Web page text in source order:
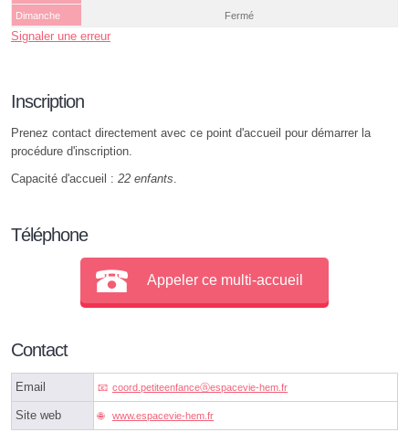
Dimanche
Fermé
Signaler une erreur
Inscription
Prenez contact directement avec ce point d'accueil pour démarrer la
procédure d'inscription.
Capacité d'accueil : 22 enfants
Téléphone
Appeler ce multi-accueil
Contact
Email coord.petiteenfanceⓐespacevie-hem.fr
Site web www.espacevie-hem.fr